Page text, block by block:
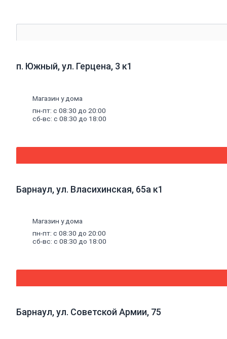
комплектующие
комплектующие
к
панели
Рулонные
шторы
сетки,
ленты
Древесно-плитные
Фанера
ДСП
п. Южный, ул. Герцена, 3 к1
Магазин у дома
пн-пт: с 08:30 до 20:00
сб-вс: с 08:30 до 18:00
Барнаул, ул. Власихинская, 65а к1
Магазин у дома
пн-пт: с 08:30 до 20:00
сб-вс: с 08:30 до 18:00
Барнаул, ул. Советской Армии, 75